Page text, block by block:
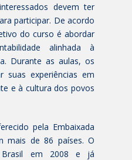
devem ter
participar. De acordo
do curso é abordar
alinhada à
Durante as aulas, os
suas experiências em
e à cultura dos povos
pela Embaixada
mais de 86 países. O
em 2008 e já